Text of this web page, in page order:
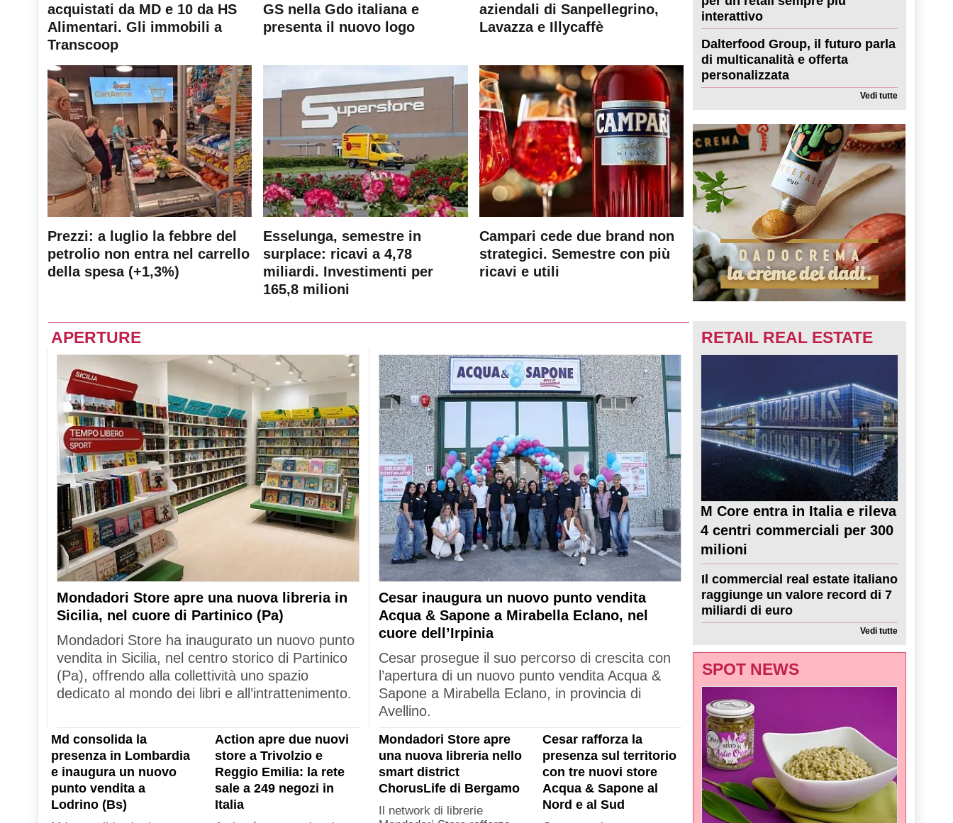
acquistati da MD e 10 da HS
Alimentari. Gli immobili a
Transcoop
GS nella Gdo italiana e
presenta il nuovo logo
aziendali di Sanpellegrino,
Lavazza e Illycaffè
Prezzi: a luglio la febbre del
petrolio non entra nel carrello
della spesa (+1,3%)
Esselunga, semestre in
surplace: ricavi a 4,78
miliardi. Investimenti per
165,8 milioni
Campari cede due brand non
strategici. Semestre con più
ricavi e utili
interattivo
Dalterfood Group, il futuro parla
di multicanalità e offerta
personalizzata
Vedi tutte
APERTURE
Mondadori Store apre una nuova libreria in
Sicilia, nel cuore di Partinico (Pa)
Mondadori Store ha inaugurato un nuovo punto
vendita in Sicilia, nel centro storico di Partinico
(Pa), offrendo alla collettività uno spazio
dedicato al mondo dei libri e all’intrattenimento.
Cesar inaugura un nuovo punto vendita
Acqua & Sapone a Mirabella Eclano, nel
cuore dell’Irpinia
Cesar prosegue il suo percorso di crescita con
l’apertura di un nuovo punto vendita Acqua &
Sapone a Mirabella Eclano, in provincia di
Avellino.
Md consolida la
presenza in Lombardia
e inaugura un nuovo
punto vendita a
Lodrino (Bs)
Action apre due nuovi
store a Trivolzio e
Reggio Emilia: la rete
sale a 249 negozi in
Italia
Mondadori Store apre
una nuova libreria nello
smart district
ChorusLife di Bergamo
Il network di librerie
Cesar rafforza la
presenza sul territorio
con tre nuovi store
Acqua & Sapone al
Nord e al Sud
RETAIL REAL ESTATE
M Core entra in Italia e rileva
4 centri commerciali per 300
milioni
Il commercial real estate italiano
raggiunge un valore record di 7
miliardi di euro
Vedi tutte
SPOT NEWS